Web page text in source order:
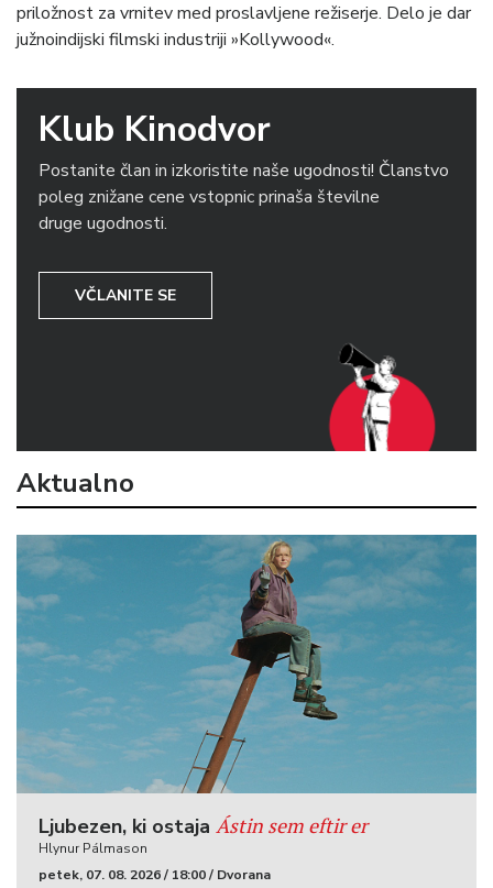
priložnost za vrnitev med proslavljene režiserje. Delo je dar
južnoindijski filmski industriji »Kollywood«.
Klub Kinodvor
Postanite član in izkoristite naše ugodnosti! Članstvo
poleg znižane cene vstopnic prinaša številne
druge ugodnosti.
VČLANITE SE
Aktualno
Ljubezen, ki ostaja Ástin sem eftir er
Hlynur Pálmason
petek, 07. 08. 2026 / 18:00 / Dvorana